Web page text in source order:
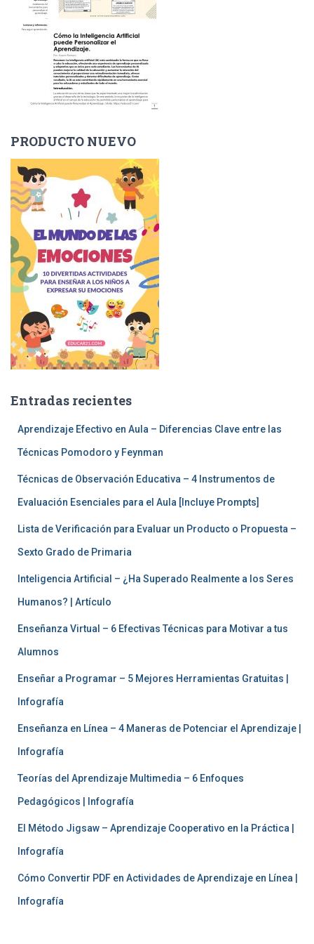
PRODUCTO NUEVO
Entradas recientes
Aprendizaje Efectivo en Aula – Diferencias Clave entre las
Técnicas Pomodoro y Feynman
Técnicas de Observación Educativa – 4 Instrumentos de
Evaluación Esenciales para el Aula [Incluye Prompts]
Lista de Verificación para Evaluar un Producto o Propuesta –
Sexto Grado de Primaria
Inteligencia Artificial – ¿Ha Superado Realmente a los Seres
Humanos? | Artículo
Enseñanza Virtual – 6 Efectivas Técnicas para Motivar a tus
Alumnos
Enseñar a Programar – 5 Mejores Herramientas Gratuitas |
Infografía
Enseñanza en Línea – 4 Maneras de Potenciar el Aprendizaje |
Infografía
Teorías del Aprendizaje Multimedia – 6 Enfoques
Pedagógicos | Infografía
El Método Jigsaw – Aprendizaje Cooperativo en la Práctica |
Infografía
Cómo Convertir PDF en Actividades de Aprendizaje en Línea |
Infografía